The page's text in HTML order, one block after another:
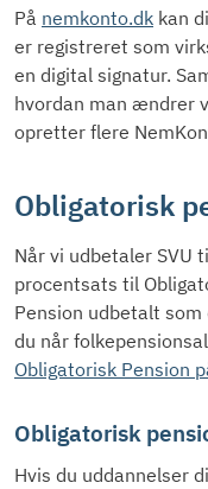
På nemkonto.dk kan
er registreret som
en digital signatur.
hvordan man ændrer
opretter flere
Obligatorisk
Når vi udbetaler SVU
procentsats til
Pension udbetalt som
du når
Obligatorisk Pension
Obligatorisk
Hvis du uddannelser